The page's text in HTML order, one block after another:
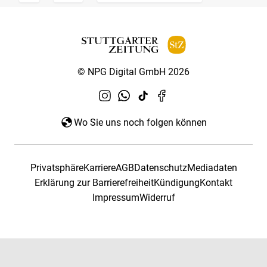
© NPG Digital GmbH 2026
Wo Sie uns noch folgen können
PrivatsphäreKarriereAGBDatenschutzMediadaten
Erklärung zur BarrierefreiheitKündigungKontakt
ImpressumWiderruf